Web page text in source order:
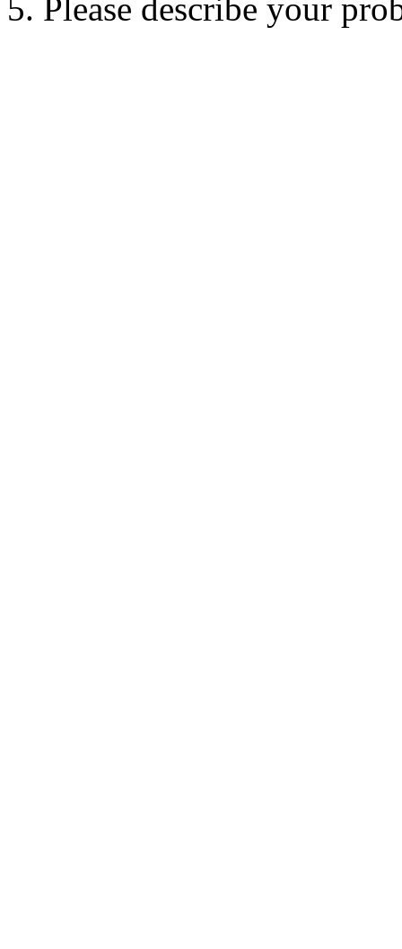
5. Please describe your